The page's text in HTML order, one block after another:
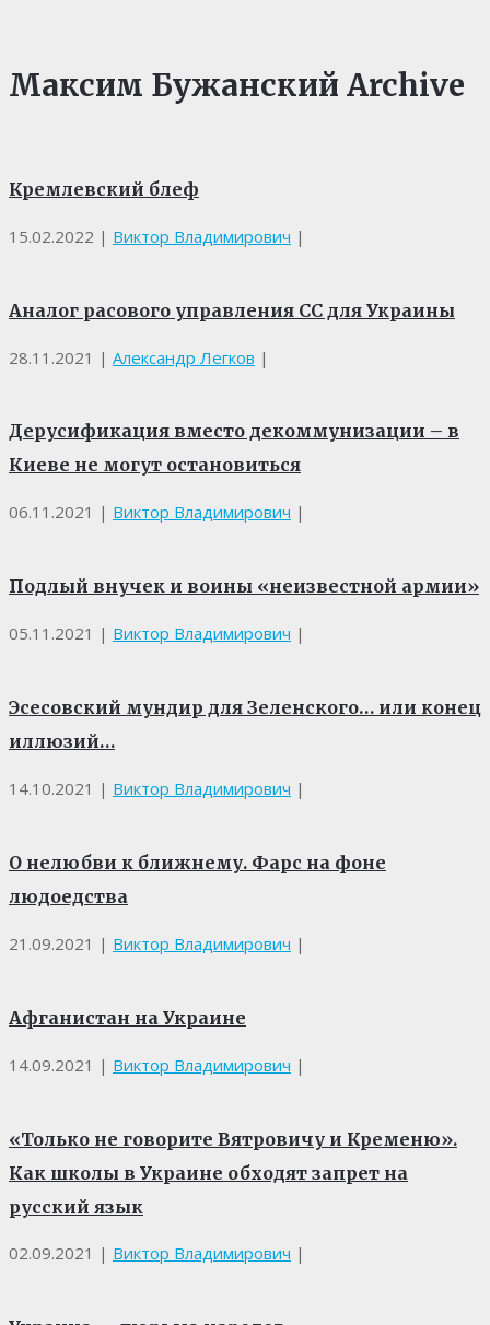
Максим Бужанский Archive
Кремлевский блеф
15.02.2022 | Виктор Владимирович |
Аналог расового управления СС для Украины
28.11.2021 | Александр Легков |
Дерусификация вместо декоммунизации – в
Киеве не могут остановиться
06.11.2021 | Виктор Владимирович |
Подлый внучек и воины «неизвестной армии»
05.11.2021 | Виктор Владимирович |
Эсесовский мундир для Зеленского… или конец
иллюзий…
14.10.2021 | Виктор Владимирович |
О нелюбви к ближнему. Фарс на фоне
людоедства
21.09.2021 | Виктор Владимирович |
Афганистан на Украине
14.09.2021 | Виктор Владимирович |
«Только не говорите Вятровичу и Кременю».
Как школы в Украине обходят запрет на
русский язык
02.09.2021 | Виктор Владимирович |